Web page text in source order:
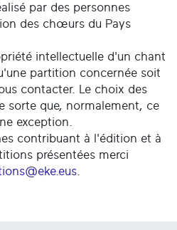
par des personnes
des chœurs du Pays
intellectuelle d'un chant
partition concernée soit
contacter. Le choix des
sorte que, normalement, ce
exception.
contribuant à l'édition et à
présentées merci